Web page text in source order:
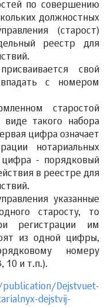
по совершению
должностных
(старост)
реестр для
свой
с номером
старостой
такого набора
цифра означает
нотариальных
цифра - порядковый
в реестре для
указанные
старосту, то
регистрации им
из одной цифры,
номеру
10 и т.п.).
Dejstvuet-
dejstvij-